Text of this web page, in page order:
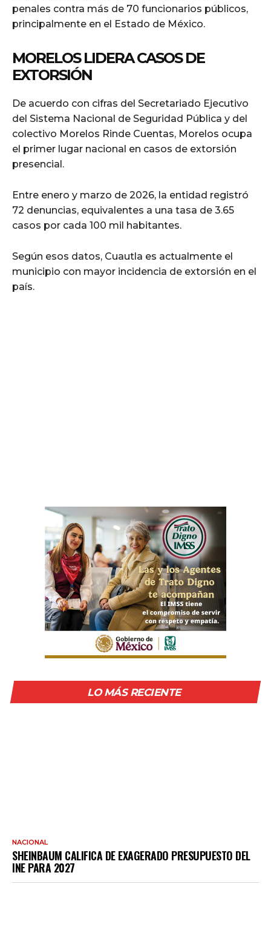
penales contra más de 70 funcionarios públicos,
principalmente en el Estado de México.
MORELOS LIDERA CASOS DE
EXTORSIÓN
De acuerdo con cifras del Secretariado Ejecutivo
del Sistema Nacional de Seguridad Pública y del
colectivo Morelos Rinde Cuentas, Morelos ocupa
el primer lugar nacional en casos de extorsión
presencial.
Entre enero y marzo de 2026, la entidad registró
72 denuncias, equivalentes a una tasa de 3.65
casos por cada 100 mil habitantes.
Según esos datos, Cuautla es actualmente el
municipio con mayor incidencia de extorsión en el
país.
LO MÁS RECIENTE
NACIONAL
SHEINBAUM CALIFICA DE EXAGERADO PRESUPUESTO DEL
INE PARA 2027